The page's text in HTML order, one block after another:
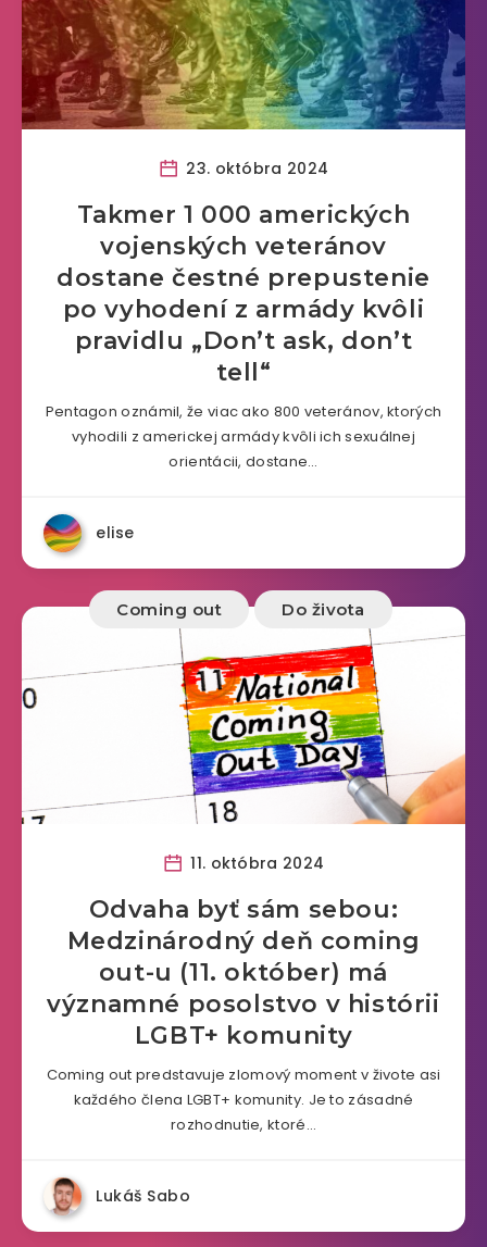
23. októbra 2024
Takmer 1 000 amerických
vojenských veteránov
dostane čestné prepustenie
po vyhodení z armády kvôli
pravidlu „Don’t ask, don’t
tell“
Pentagon oznámil, že viac ako 800 veteránov, ktorých
vyhodili z americkej armády kvôli ich sexuálnej
orientácii, dostane…
elise
Coming out Do života
11. októbra 2024
Odvaha byť sám sebou:
Medzinárodný deň coming
out-u (11. október) má
významné posolstvo v histórii
LGBT+ komunity
Coming out predstavuje zlomový moment v živote asi
každého člena LGBT+ komunity. Je to zásadné
rozhodnutie, ktoré…
Lukáš Sabo